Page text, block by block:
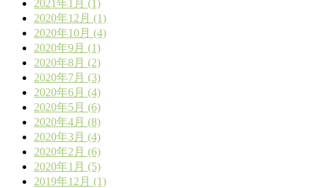
2021年1月 (1)
2020年12月 (1)
2020年10月 (4)
2020年9月 (1)
2020年8月 (2)
2020年7月 (3)
2020年6月 (4)
2020年5月 (6)
2020年4月 (8)
2020年3月 (4)
2020年2月 (6)
2020年1月 (5)
2019年12月 (1)